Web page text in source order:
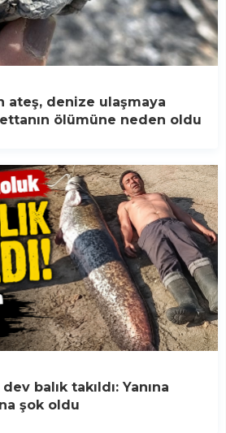
ateş, denize ulaşmaya
ölümüne neden oldu
balık takıldı: Yanına
şok oldu